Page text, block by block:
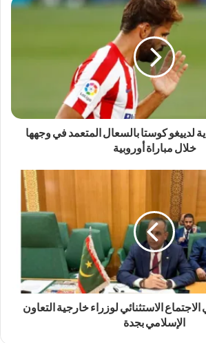
لدييغو كوستا بالسعال المتعمد في وجهها
خلال مباراة أوروبية
الاستثنائي لوزراء خارجية التعاون
الإسلامي بجدة